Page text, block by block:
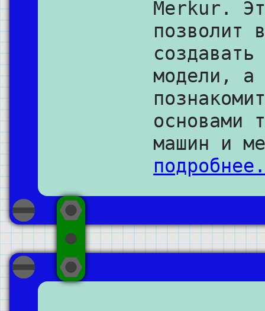
Merkur.
позволит
создавать
модели, а
основами
машин и